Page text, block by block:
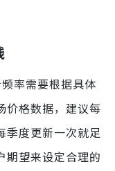
率需要根据具体
价格数据，建议每
季度更新一次就足
期望来设定合理的